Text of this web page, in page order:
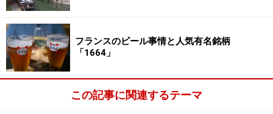
シュークルートはお土産で買うのが正解
アルザス料理の代表といえばシュークルート。シューク
ルートはアルザス地方の郷土料理で、塩漬けキャベツを
ニンジンやジャガイモなどの野菜、豚肉、ハム、ソーセ
フランスのビール事情と人気有名銘柄
「1664」
この記事に関連するテーマ